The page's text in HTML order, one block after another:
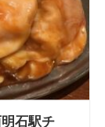
石駅チ